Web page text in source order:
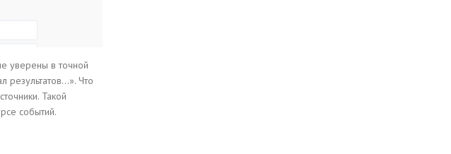
уверены в точной
результатов…». Что
Такой
событий.